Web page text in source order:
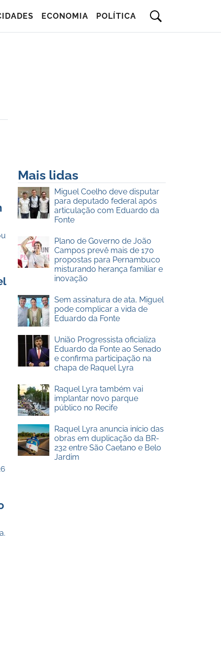
ECONOMIA POLÍTICA
Mais lidas
Miguel Coelho deve disputar
para deputado federal após
articulação com Eduardo da
Fonte
Plano de Governo de João
Campos prevê mais de 170
propostas para Pernambuco
misturando herança familiar e
inovação
Sem assinatura de ata, Miguel
pode complicar a vida de
Eduardo da Fonte
União Progressista oficializa
Eduardo da Fonte ao Senado
e confirma participação na
chapa de Raquel Lyra
Raquel Lyra também vai
implantar novo parque
público no Recife
Raquel Lyra anuncia início das
obras em duplicação da BR-
232 entre São Caetano e Belo
Jardim